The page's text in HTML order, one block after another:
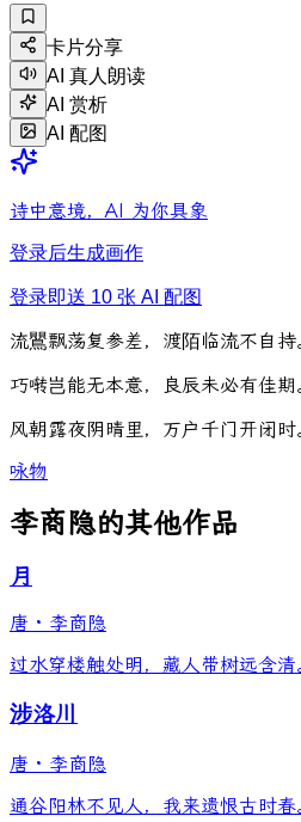
卡片分享
AI 真人朗读
AI 赏析
AI 配图
诗中意境，AI 为你具象
登录后生成画作
登录即送 10 张 AI 配图
流鸎飘荡复 参差， 渡陌临流不自 持
巧啭岂能无本意， 良辰未必有佳期
风朝 露夜阴晴里， 万户 千门 开闭时
咏物
李商隐的其他作品
月
唐 · 李商隐
过水穿楼触处明，藏人带树远含清
涉洛川
唐 · 李商隐
通谷阳林不见人，我来遗恨古时春